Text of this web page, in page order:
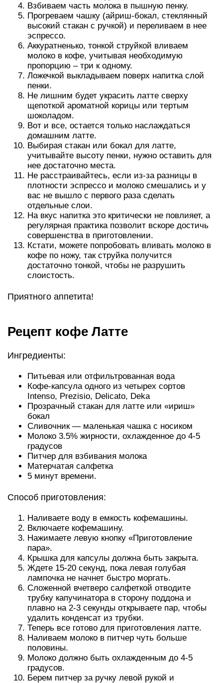
Взбиваем часть молока в пышную пенку.
Прогреваем чашку (айриш-бокал, стеклянный
высокий стакан с ручкой) и переливаем в нее
эспрессо.
Аккуратненько, тонкой струйкой вливаем
молоко в кофе, учитывая необходимую
пропорцию – три к одному.
Ложечкой выкладываем поверх напитка слой
пенки.
Не лишним будет украсить латте сверху
щепоткой ароматной корицы или тертым
шоколадом.
Вот и все, остается только наслаждаться
домашним латте.
Выбирая стакан или бокал для латте,
учитывайте высоту пенки, нужно оставить для
нее достаточно места.
Не расстраивайтесь, если из-за разницы в
плотности эспрессо и молоко смешались и у
вас не вышло с первого раза сделать
отдельные слои.
На вкус напитка это критически не повлияет, а
регулярная практика позволит вскоре достичь
совершенства в приготовлении.
Кстати, можете попробовать вливать молоко в
кофе по ножу, так струйка получится
достаточно тонкой, чтобы не разрушить
слоистость.
Приятного аппетита!
Рецепт кофе Латте
Ингредиенты:
Питьевая или отфильтрованная вода
Кофе-капсула одного из четырех сортов
Intenso, Prezisio, Delicato, Deka
Прозрачный стакан для латте или «ириш»
бокал
Сливочник — маленькая чашка с носиком
Молоко 3.5% жирности, охлажденное до 4-5
градусов
Питчер для взбивания молока
Матерчатая салфетка
5 минут времени.
Способ приготовления:
Наливаете воду в емкость кофемашины.
Включаете кофемашину.
Нажимаете левую кнопку «Приготовление
пара».
Крышка для капсулы должна быть закрыта.
Ждете 15-20 секунд, пока левая голубая
лампочка не начнет быстро моргать.
Сложенной вчетверо салфеткой отводите
трубку капучинатора в сторону поддона и
плавно на 2-3 секунды открываете пар, чтобы
удалить конденсат из трубки.
Теперь все готово для приготовления латте.
Наливаем молоко в питчер чуть больше
половины.
Молоко должно быть охлажденным до 4-5
градусов.
Берем питчер за ручку левой рукой и